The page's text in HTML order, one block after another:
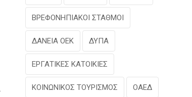
ΒΡΕΦΟΝΗΠΙΑΚΟΙ ΣΤΑΘΜΟΙ
ΔΑΝΕΙΑ ΟΕΚ ΔΥΠΑ
ΕΡΓΑΤΙΚΕΣ ΚΑΤΟΙΚΙΕΣ
ΚΟΙΝΩΝΙΚΟΣ ΤΟΥΡΙΣΜΟΣ ΟΑΕΔ